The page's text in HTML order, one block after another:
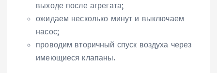
выходе после агрегата;
ожидаем несколько минут и выключаем
насос;
проводим вторичный спуск воздуха через
имеющиеся клапаны.